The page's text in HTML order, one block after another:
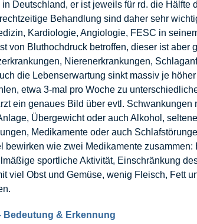
Deutschland, er ist jeweils für rd. die Hälfte
Behandlung sind daher sehr
Kardiologie, Angiologie, FESC in
von Bluthochdruck betroffen, dieser ist aber
Nierenerkrankungen,
die Lebenserwartung sinkt massiv je
etwa 3-mal pro Woche zu
ein genaues Bild über evtl. Schwankungen
Übergewicht oder auch Alkohol,
Medikamente oder auch
bewirken wie zwei Medikamente
sportliche Aktivität, Einschränkung
viel Obst und Gemüse, wenig Fleisch, Fett
& Erkennung